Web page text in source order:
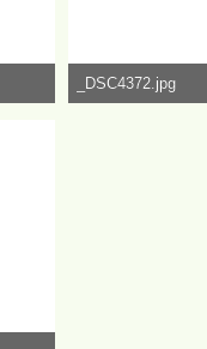
_DSC4372.jpg
1,41 MB,